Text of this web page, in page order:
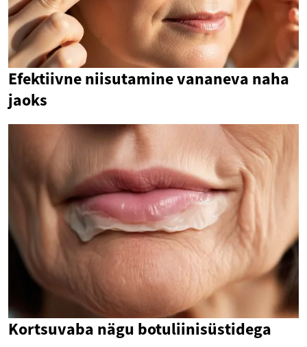
Efektiivne niisutamine vananeva naha
jaoks
Kortsuvaba nägu botuliinisüstidega